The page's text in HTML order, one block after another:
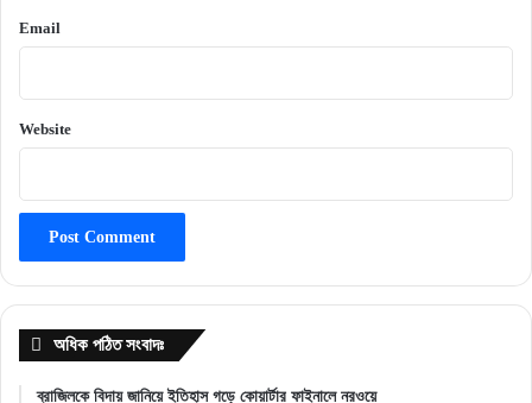
Email
Website
অধিক পঠিত সংবাদঃ
ব্রাজিলকে বিদায় জানিয়ে ইতিহাস গড়ে কোয়ার্টার ফাইনালে নরওয়ে